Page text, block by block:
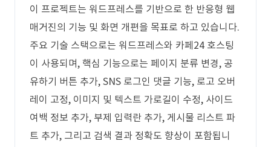
이 프로젝트는 워드프레스를 기반으로 한 반응형 웹
매거진의 기능 및 화면 개편을 목표로 하고 있습니다.
주요 기술 스택으로는 워드프레스와 카페24 호스팅
이 사용되며, 핵심 기능으로는 페이지 분류 변경, 공
유하기 버튼 추가, SNS 로그인 댓글 기능, 로고 오버
레이 고정, 이미지 및 텍스트 가로길이 수정, 사이드
여백 정보 추가, 부제 입력란 추가, 게시물 리스트 파
트 추가, 그리고 검색 결과 정확도 향상이 포함됩니